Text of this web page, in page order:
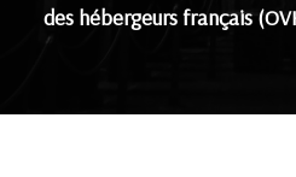
des hébergeurs français